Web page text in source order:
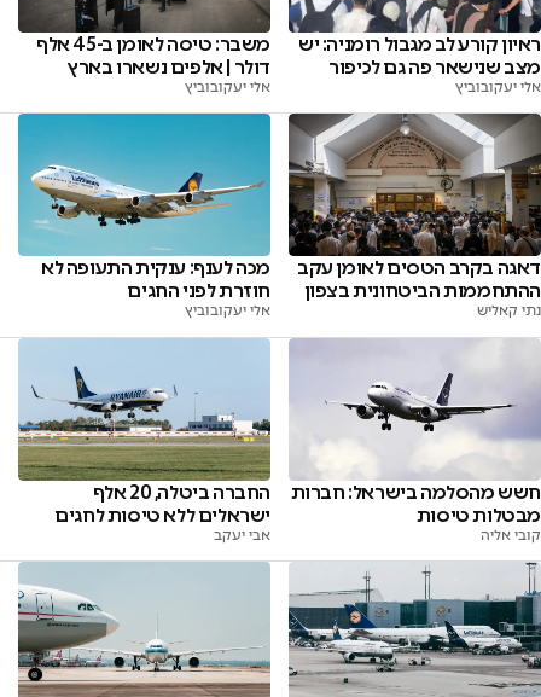
ראיון קורע לב מגבול רומניה: יש
מצב שנישאר פה גם לכיפור
אלי יעקובוביץ
משבר: טיסה לאומן ב-45 אלף
דולר | אלפים נשארו בארץ
אלי יעקובוביץ
דאגה בקרב הטסים לאומן עקב
ההתחממות הביטחונית בצפון
נתי קאליש
מכה לענף: ענקית התעופה לא
חוזרת לפני החגים
אלי יעקובוביץ
חשש מהסלמה בישראל: חברות
מבטלות טיסות
קובי אליה
החברה ביטלה, 20 אלף
ישראלים ללא טיסות לחגים
אבי יעקב